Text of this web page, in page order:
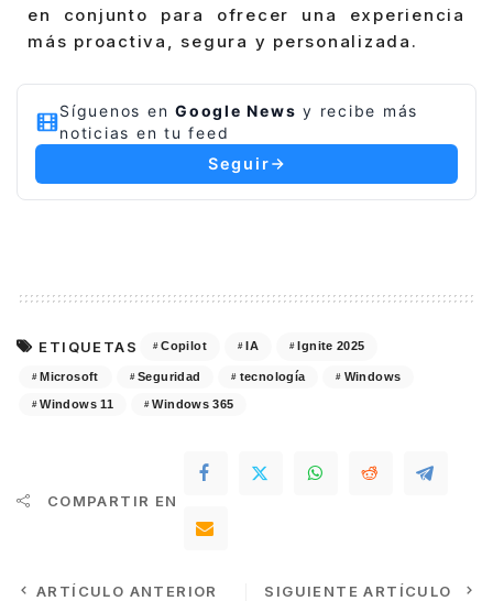
en conjunto para ofrecer una experiencia
más proactiva, segura y personalizada.
Síguenos en Google News y recibe más
noticias en tu feed
Seguir
ETIQUETAS Copilot IA Ignite 2025
Microsoft Seguridad tecnología Windows
Windows 11 Windows 365
COMPARTIR EN
ARTÍCULO ANTERIOR
SIGUIENTE ARTÍCULO